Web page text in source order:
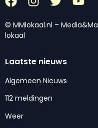
© MMlokaal.nl –
lokaal
Laatste nieuws
Algemeen Nieuws
112 meldingen
Weer